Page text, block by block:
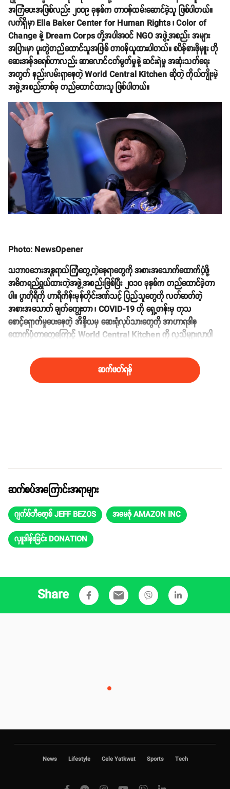
အကြံပေးအဖြစ်လည်း ၂၀၀၉ ခုနှစ်က တာဝန်ထမ်းဆောင်ခဲ့သူ ဖြစ်ပါတယ်။
လက်ရှိမှာ Ella Baker Center for Human Rights ၊ Color of
Change နဲ့ Dream Corps တို့အပါအဝင် NGO အဖွဲ့အစည်း အများ
အပြားမှာ ပူးတွဲတည်ထောင်သူအဖြစ် တာဝန်ယူထားပါတယ်။ စပိန်စားဖိုမှူး ဟို
ဆေးအန်ဒရေစ်ဟာလည်း ဆာလောင်ငတ်မွတ်မှုနဲ့ ဆင်းရဲမှု အဆုံးသတ်ရေး
အတွက် နည်းလမ်းရှာနေတဲ့ World Central Kitchen ဆိုတဲ့ ကိုယ်ကျိုးမဲ့
အဖွဲ့အစည်းတစ်ခု တည်ထောင်ထားသူ ဖြစ်ပါတယ်။
Photo: NewsOpener
သဘာဝဘေးအန္တရာယ်ကြုံတွေ့တဲ့နေရာတွေကို အစားအသောက်ထောက်ပံ့ဖို့
အဓိကရည်ရွယ်ထားတဲ့အဖွဲ့အစည်းဖြစ်ပြီး ၂၀၁၀ ခုနှစ်က တည်ထောင်ခဲ့တာ
ပါ။ ပွာတိုရီကို ဟာရီကိန်းမုန်တိုင်းဒဏ်သင့် ပြည်သူတွေကို လတ်ဆတ်တဲ့
အစားအသောက် ချက်ကျွေးတာ ၊ COVID-19 ကို ရှေ့တန်းမှ ကုသ
စောင့်ရှောက်မှုပေးနေတဲ့ အိန္ဒိယမှ ဆေးရုံလုပ်သားတွေကို အာဟာရဒါန
ထောက်ပံ့တာတွေကြောင့် World Central Kitchen ကို လူသိများလာပါ
ဆက်ဖတ်ရန်
ဆက်စပ်အကြောင်းအရာများ
ဂျက်ဖ်ဘီဇော့စ် JEFF BEZOS အမေဇုံ AMAZON INC
လှူဒါန်းခြင်း DONATION
Share email
News Lifestyle Cele Yatkwat Sports Tech